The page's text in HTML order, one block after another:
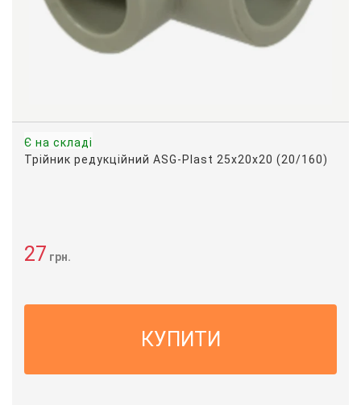
Є на складі
Трійник редукційний ASG-Plast 25х20х20 (20/160)
27 грн.
КУПИТИ